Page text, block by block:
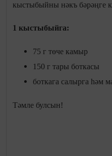
кыстыбыйны нәкъ бәрәңге
1 кыстыбыйга:
75 г төче камыр
150 г тары боткасы
боткага салырга һәм
Тәмле булсын!